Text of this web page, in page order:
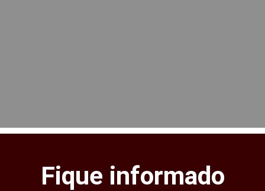
Fique informado